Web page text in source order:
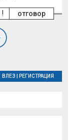
отговор
!
ВЛЕЗ РЕГИСТРАЦИЯ